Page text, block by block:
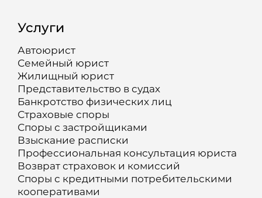
Услуги
Автоюрист
Семейный юрист
Жилищный юрист
Представительство в судах
Банкротство физических лиц
Страховые споры
Споры с застройщиками
Взыскание расписки
Профессиональная консультация юриста
Возврат страховок и комиссий
Споры с кредитными потребительскими
кооперативами